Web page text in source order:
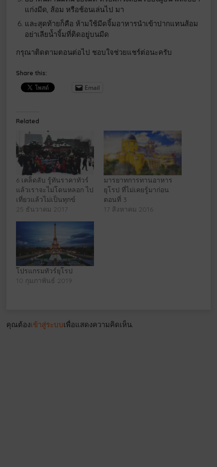
แก่งมีด, ส้อม หรือช้อนเล่นไป มา
และสุดท้ายก็คือ ห้ามใช้มีดจิ้มอาหารนำเข้าปากแทนส้อม
อย่าเลียน้ำจิ้มที่ติดอยู่บนมีด
กรุณาติดตามตอนต่อไป ชอบใจช่วยแชร์ต่อนะครับ
Share this:
Email
Related
6 เคล็ดลับ รู้ทันราคาทัวร์
แล้วเราจะไม่โดนหลอก ไป
เที่ยวแล้วไม่เป็นทุกข์
25 ธันวาคม 2017
มารยาทการทานอาหาร
ยุโรป ที่ไม่เคยรู้มาก่อน
ตอนที่ 3
17 สิงหาคม 2016
โปรแกรมทัวร์ยุโรป
10 กุมภาพันธ์ 2019
คุณต้องเข้าสู่ระบบเพื่อแสดงความคิดเห็น.